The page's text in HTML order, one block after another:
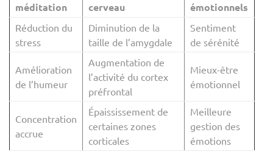
méditation
cerveau
émotionnels
Réduction du
stress
Diminution de la
taille de l’amygdale
Sentiment
de sérénité
Amélioration
de l’humeur
Augmentation de
l’activité du cortex
préfrontal
Mieux-être
émotionnel
Concentration
accrue
Épaississement de
certaines zones
corticales
Meilleure
gestion des
émotions